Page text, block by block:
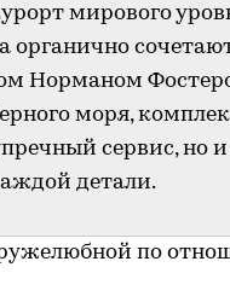
мирового
органично
Норманом
моря,
сервис, но
детали.
по